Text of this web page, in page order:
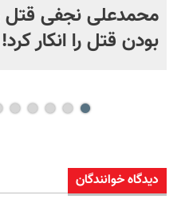
محمدعلی نجفی قتل
بودن قتل را انکار کرد!
دیدگاه خوانندگان